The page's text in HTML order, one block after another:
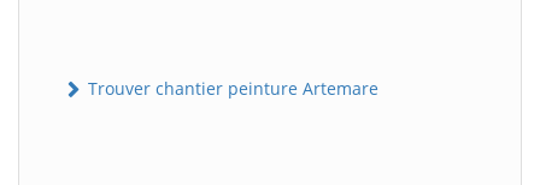
Trouver chantier peinture Artemare